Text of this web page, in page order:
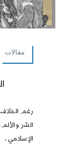
مقالات
رغم الخلاف
الشر
الإسلامي،